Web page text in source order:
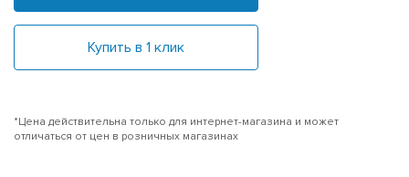
Купить в 1 клик
*Цена действительна только для интернет-магазина и может
отличаться от цен в розничных магазинах